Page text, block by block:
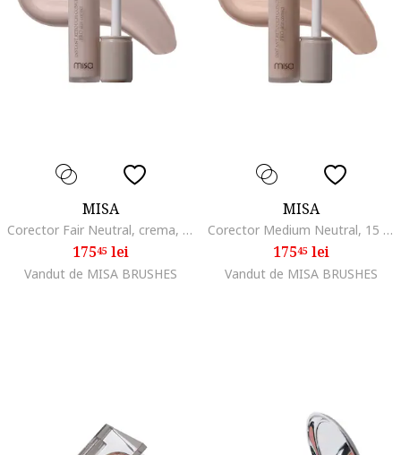
MISA
Corector Fair Neutral, crema, acoperire completa, normal
17545lei
Vandut de MISA BRUSHES
MISA
Corector Medium Neutral, 15 ml, crema, finisaj luminos
17545lei
Vandut de MISA BRUSHES